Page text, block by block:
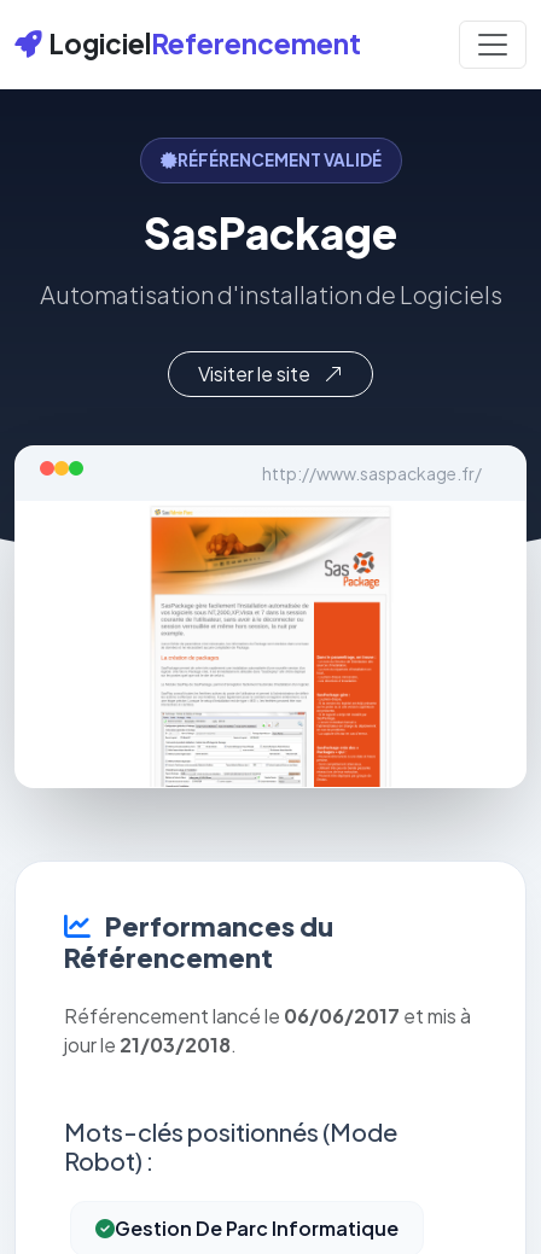
LogicielReferencement
RÉFÉRENCEMENT VALIDÉ
SasPackage
Automatisation d'installation de Logiciels
Visiter le site
http://www.saspackage.fr/
Performances du
Référencement
Référencement lancé le 06/06/2017 et mis à
jour le 21/03/2018.
Mots-clés positionnés (Mode
Robot) :
Gestion De Parc Informatique